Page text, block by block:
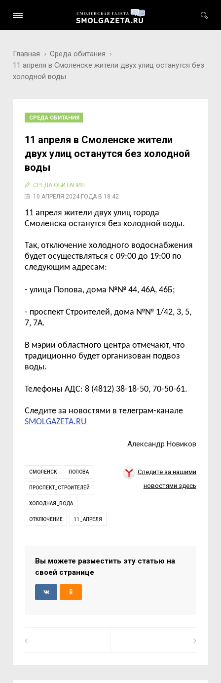
Главная
Среда обитания
11 апреля в Смоленске жители двух улиц останутся без
холодной воды
СРЕДА ОБИТАНИЯ
11 апреля в Смоленске жители
двух улиц останутся без холодной
воды
СРЕДА ОБИТАНИЯ
10 АПРЕЛЯ 2024 ГОДА В 18:42
11 апреля жители двух улиц города
Смоленска останутся без холодной воды.
Так, отключение холодного водоснабжения
будет осуществляться с 09:00до 19:00 по
следующим адресам:
- улица Попова, дома №№ 44, 46А, 46Б;
- проспект Строителей, дома №№ 1/42, 3, 5,
7, 7А.
В мэрии областного центра отмечают, что
традиционно будет организован подвоз
воды.
Телефоны АДС: 8 (4812) 38-18-50, 70-50-61.
Следите за новостями в телеграм-канале
SMOLGAZETA.RU
Александр Новиков
СМОЛЕНСК ПОПОВА
ПРОСПЕКТ_СТРОИТЕЛЕЙ
ХОЛОДНАЯ_ВОДА
ОТКЛЮЧЕНИЕ 11_АПРЕЛЯ
Следите за нашими
новостями здесь
Вы можете разместить эту статью на
своей странице